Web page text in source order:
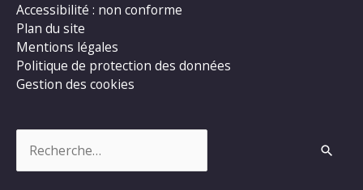
Accessibilité : non conforme
Plan du site
Mentions légales
Politique de protection des données
Gestion des cookies